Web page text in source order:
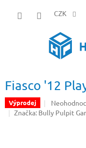
CZK
Fiasco '12
Výprodej
Průměrné
hodnocení
Značka: Bully Pulpit